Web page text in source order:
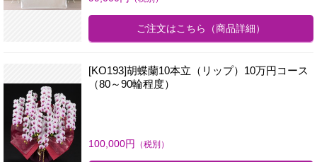
ご注文はこちら （商品詳細）
[KO193]胡蝶蘭10本立（リップ）10万円コース
（80～90輪程度）
100,000円 （税別）